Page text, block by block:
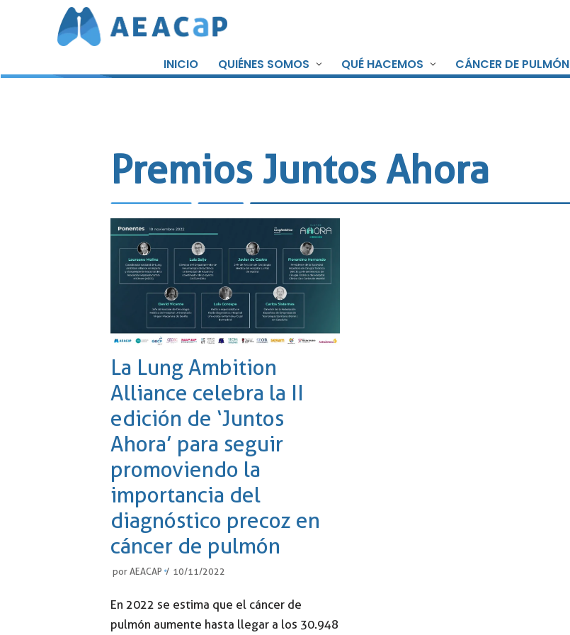
contenido
INICIO QUIÉNES SOMOS QUÉ HACEMOS CÁNCER DE PULMÓN
Premios Juntos Ahora
La Lung Ambition
Alliance celebra la II
edición de ‘Juntos
Ahora’ para seguir
promoviendo la
importancia del
diagnóstico precoz en
cáncer de pulmón
por AEACAP 10/11/2022
En 2022 se estima que el cáncer de
pulmón aumente hasta llegar a los 30.948